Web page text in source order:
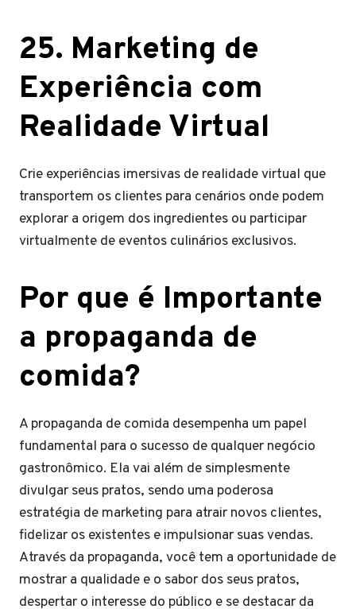
25. Marketing de
Experiência com
Realidade Virtual
Crie experiências imersivas de realidade virtual que
transportem os clientes para cenários onde podem
explorar a origem dos ingredientes ou participar
virtualmente de eventos culinários exclusivos.
Por que é Importante
a propaganda de
comida?
A propaganda de comida desempenha um papel
fundamental para o sucesso de qualquer negócio
gastronômico. Ela vai além de simplesmente
divulgar seus pratos, sendo uma poderosa
estratégia de marketing para atrair novos clientes,
fidelizar os existentes e impulsionar suas vendas.
Através da propaganda, você tem a oportunidade de
mostrar a qualidade e o sabor dos seus pratos,
despertar o interesse do público e se destacar da